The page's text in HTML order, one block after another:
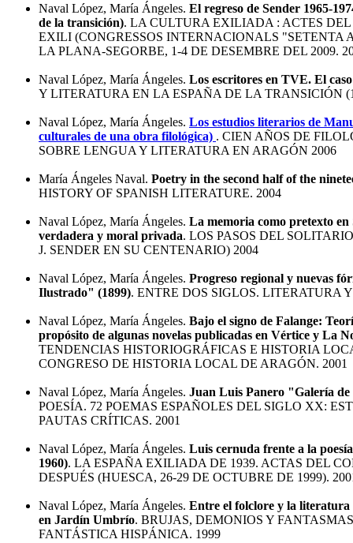
Naval López, María Ángeles. El regreso de Sender 1965-
de la transición). LA CULTURA EXILIADA : ACTES
EXILI (CONGRESSOS INTERNACIONALS "SETENTA
LA PLANA-SEGORBE, 1-4 DE DESEMBRE DEL 2009.
Naval López, María Ángeles. Los escritores en TVE. El
Y LITERATURA EN LA ESPAÑA DE LA TRANSICIÓN
Naval López, María Ángeles. Los estudios literarios de
culturales de una obra filológica) . CIEN AÑOS DE
SOBRE LENGUA Y LITERATURA EN ARAGÓN 2006
María Ángeles Naval. Poetry in the second half of the
HISTORY OF SPANISH LITERATURE. 2004
Naval López, María Ángeles. La memoria como pretexto
verdadera y moral privada. LOS PASOS DEL
J. SENDER EN SU CENTENARIO) 2004
Naval López, María Ángeles. Progreso regional y nuevas
Ilustrado" (1899). ENTRE DOS SIGLOS. LITERATURA
Naval López, María Ángeles. Bajo el signo de Falange:
propósito de algunas novelas publicadas en Vértice y La
TENDENCIAS HISTORIOGRÁFICAS E HISTORIA
CONGRESO DE HISTORIA LOCAL DE ARAGÓN. 2001
Naval López, María Ángeles. Juan Luis Panero "Galería de
POESÍA. 72 POEMAS ESPAÑOLES DEL SIGLO XX:
PAUTAS CRÍTICAS. 2001
Naval López, María Ángeles. Luis cernuda frente a la
1960). LA ESPAÑA EXILIADA DE 1939. ACTAS DEL
DESPUÉS (HUESCA, 26-29 DE OCTUBRE DE 1999).
Naval López, María Ángeles. Entre el folclore y la literatura
en Jardín Umbrío. BRUJAS, DEMONIOS Y
FANTÁSTICA HISPÁNICA. 1999